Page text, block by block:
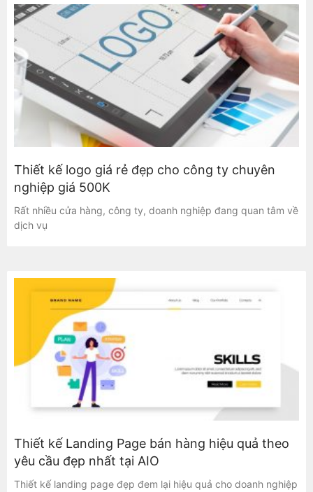
Thiết kế logo giá rẻ đẹp cho công ty chuyên
nghiệp giá 500K
Rất nhiều cửa hàng, công ty, doanh nghiệp đang quan tâm về
dịch vụ
Thiết kế Landing Page bán hàng hiệu quả theo
yêu cầu đẹp nhất tại AIO
Thiết kế landing page đẹp đem lại hiệu quả cho doanh nghiệp